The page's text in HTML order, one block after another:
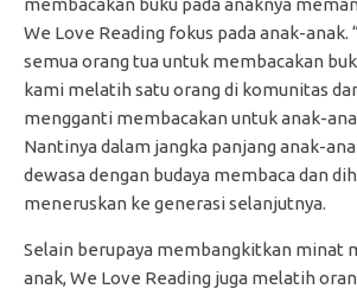
We Love Reading fokus pada anak-
semua orang tua untuk membacakan
kami melatih satu orang di komunitas
mengganti membacakan untuk anak-
Nantinya dalam jangka panjang anak-
dewasa dengan budaya membaca dan
meneruskan ke generasi selanjutnya.
Selain berupaya membangkitkan minat
anak, We Love Reading juga melatih